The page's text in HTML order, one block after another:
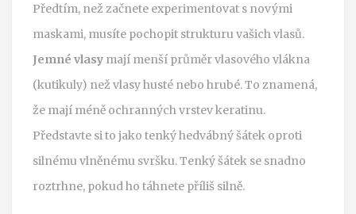
Předtím, než začnete experimentovat s novými
maskami, musíte pochopit strukturu vašich vlasů.
Jemné vlasy mají menší průměr vlasového vlákna
(kutikuly) než vlasy husté nebo hrubé.To znamená,
že mají méně ochranných vrstev keratinu.
Představte si to jako tenký hedvábný šátek oproti
silnému vlněnému svršku. Tenký šátek se snadno
roztrhne, pokud ho táhnete příliš silně.